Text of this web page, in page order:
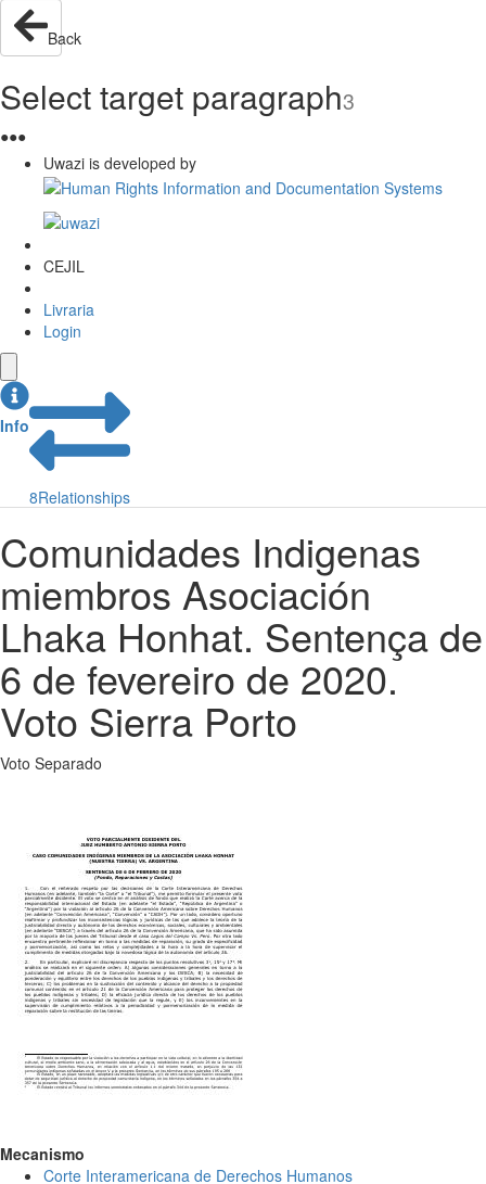
Back
Select target paragraph3
●●●
Uwazi is developed by
CEJIL
Livraria
Login
Info
8Relationships
Comunidades Indigenas
miembros Asociación
Lhaka Honhat. Sentença de
6 de fevereiro de 2020.
Voto Sierra Porto
Voto Separado
Mecanismo
Corte Interamericana de Derechos Humanos